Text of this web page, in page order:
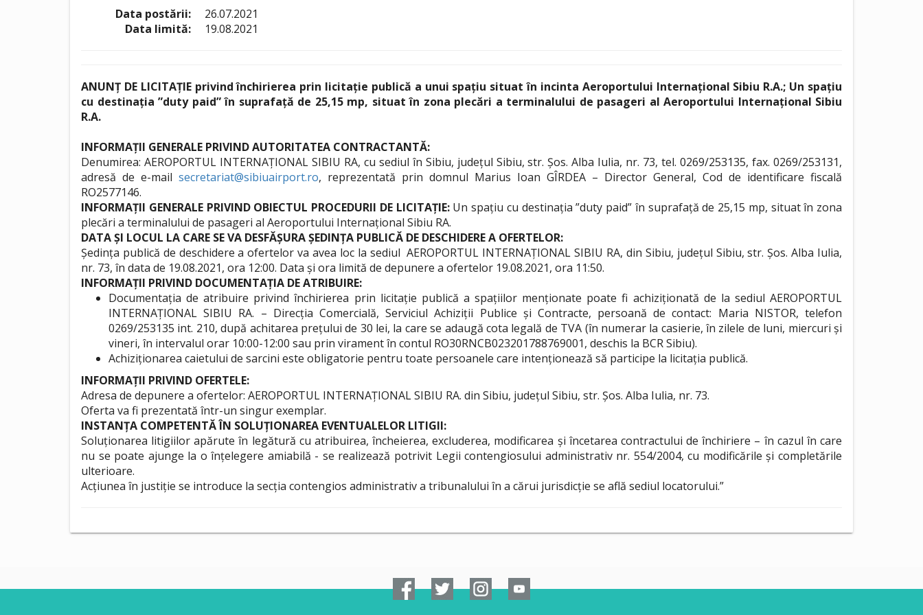
Data postării:
26.07.2021
Data limită:
19.08.2021
ANUNȚ DE LICITAȚIE privind închirierea prin licitație publică a unui spațiu situat în incinta Aeroportului Internațional Sibiu R.A.; Un spațiu
cu destinația ”duty paid” în suprafață de 25,15 mp, situat în zona plecări a terminalului de pasageri al Aeroportului Internațional Sibiu
R.A.
INFORMAȚII GENERALE PRIVIND AUTORITATEA CONTRACTANTĂ:
Denumirea: AEROPORTUL INTERNAȚIONAL SIBIU RA, cu sediul în Sibiu, județul Sibiu, str. Șos. Alba Iulia, nr. 73, tel. 0269/253135, fax. 0269/253131,
adresă de e-mail secretariat@sibiuairport.ro, reprezentată prin domnul Marius Ioan GÎRDEA – Director General, Cod de identificare fiscală
RO2577146.
INFORMAȚII GENERALE PRIVIND OBIECTUL PROCEDURII DE LICITAȚIE:Un spațiu cu destinația ”duty paid” în suprafață de 25,15 mp, situat în zona
plecări a terminalului de pasageri al Aeroportului Internațional Sibiu RA.
DATA ȘI LOCUL LA CARE SE VA DESFĂȘURA ȘEDINȚA PUBLICĂ DE DESCHIDERE A OFERTELOR:
Ședința publică de deschidere a ofertelor va avea loc la sediul AEROPORTUL INTERNAȚIONAL SIBIU RA, din Sibiu, județul Sibiu, str. Șos. Alba Iulia,
nr. 73, în data de 19.08.2021, ora 12:00. Data și ora limită de depunere a ofertelor 19.08.2021, ora 11:50.
INFORMAȚII PRIVIND DOCUMENTAȚIA DE ATRIBUIRE:
Documentația de atribuire privind închirierea prin licitație publică a spațiilor menționate poate fi achiziționată de la sediul AEROPORTUL
INTERNAȚIONAL SIBIU RA. – Direcția Comercială, Serviciul Achiziții Publice și Contracte, persoană de contact: Maria NISTOR, telefon
0269/253135 int. 210, după achitarea prețului de 30 lei, la care se adaugă cota legală de TVA (în numerar la casierie, în zilele de luni, miercuri și
vineri, în intervalul orar 10:00-12:00 sau prin virament în contul RO30RNCB023201788769001, deschis la BCR Sibiu).
Achiziționarea caietului de sarcini este obligatorie pentru toate persoanele care intenționează să participe la licitația publică.
INFORMAȚII PRIVIND OFERTELE:
Adresa de depunere a ofertelor: AEROPORTUL INTERNAȚIONAL SIBIU RA. din Sibiu, județul Sibiu, str. Șos. Alba Iulia, nr. 73.
Oferta va fi prezentată într-un singur exemplar.
INSTANȚA COMPETENTĂ ÎN SOLUȚIONAREA EVENTUALELOR LITIGII:
Soluționarea litigiilor apărute în legătură cu atribuirea, încheierea, excluderea, modificarea și încetarea contractului de închiriere – în cazul în care
nu se poate ajunge la o înțelegere amiabilă - se realizează potrivit Legii contengiosului administrativ nr. 554/2004, cu modificările și completările
ulterioare.
Acțiunea în justiție se introduce la secția contengios administrativ a tribunalului în a cărui jurisdicție se află sediul locatorului.”